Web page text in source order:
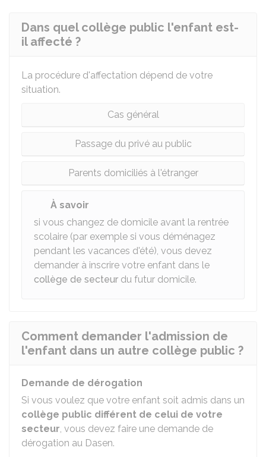
Dans quel collège public l'enfant est-
il affecté ?
La procédure d'affectation dépend de votre
situation.
Cas général
Passage du privé au public
Parents domiciliés à l'étranger
À savoir
si vous changez de domicile avant la rentrée
scolaire (par exemple si vous déménagez
pendant les vacances d'été), vous devez
demander à inscrire votre enfant dans le
collège de secteur du futur domicile.
Comment demander l'admission de
l'enfant dans un autre collège public ?
Demande de dérogation
Si vous voulez que votre enfant soit admis dans un
collège public différent de celui de votre
secteur, vous devez faire une demande de
dérogation au Dasen.